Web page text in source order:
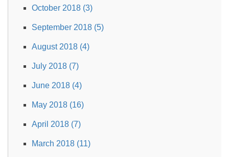
October 2018 (3)
September 2018 (5)
August 2018 (4)
July 2018 (7)
June 2018 (4)
May 2018 (16)
April 2018 (7)
March 2018 (11)